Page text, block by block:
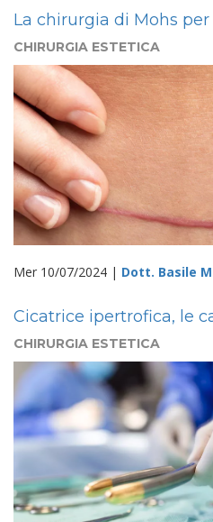
La chirurgia di Mohs
CHIRURGIA ESTETICA
Mer 10/07/2024 | Dott. Basile
Cicatrice ipertrofica, le
CHIRURGIA ESTETICA